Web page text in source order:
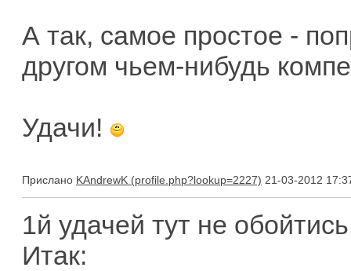
А так, самое простое -
другом чьем-нибудь
Удачи!
Прислано KAndrewK 21-03-2012
1й удачей тут не
Итак: